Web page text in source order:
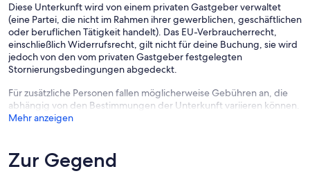
Diese Unterkunft wird von einem privaten Gastgeber verwaltet
(eine Partei, die nicht im Rahmen ihrer gewerblichen, geschäftlichen
oder beruflichen Tätigkeit handelt). Das EU-Verbraucherrecht,
einschließlich Widerrufsrecht, gilt nicht für deine Buchung, sie wird
jedoch von den vom privaten Gastgeber festgelegten
Stornierungsbedingungen abgedeckt.
Für zusätzliche Personen fallen möglicherweise Gebühren an, die
abhängig von den Bestimmungen der Unterkunft variieren können.
Mehr anzeigen
Zur Gegend